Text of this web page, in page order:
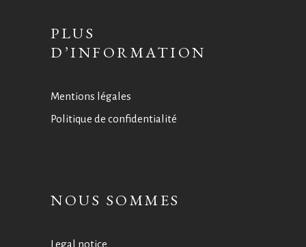
PLUS
D’INFORMATION
Mentions légales
Politique de confidentialité
NOUS SOMMES
Legal notice